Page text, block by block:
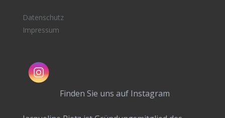
Datenschutz
Impressum
Finden Sie uns auf Instagram